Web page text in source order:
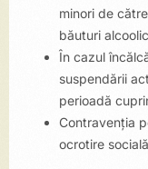
minori de
băuturi
În cazul
suspendării
perioadă
Contravenția
ocrotire